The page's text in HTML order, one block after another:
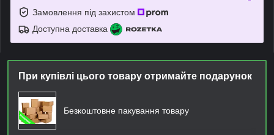
Замовлення під захистом
Доступна доставка
При купівлі цього товару отримайте подарунок
Безкоштовне пакування товару